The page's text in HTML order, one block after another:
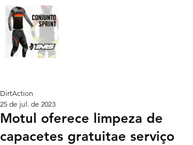
Motul oferece limpeza de
capacetes gratuitae serviço
DirtAction
25 de jul. de 2023